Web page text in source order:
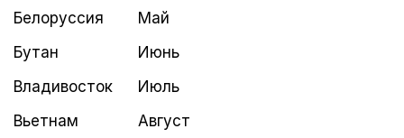
Белоруссия
Бутан
Владивосток
Вьетнам
Май
Июнь
Июль
Август